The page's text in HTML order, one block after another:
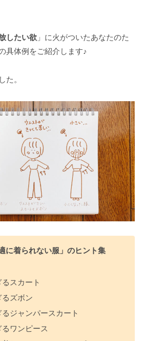
したい欲 」に火がついたあなたのた
具体例をご紹介します♪
た。
に着られない服」のヒント集
スカート
ズボン
ジャンパースカート
ワンピース